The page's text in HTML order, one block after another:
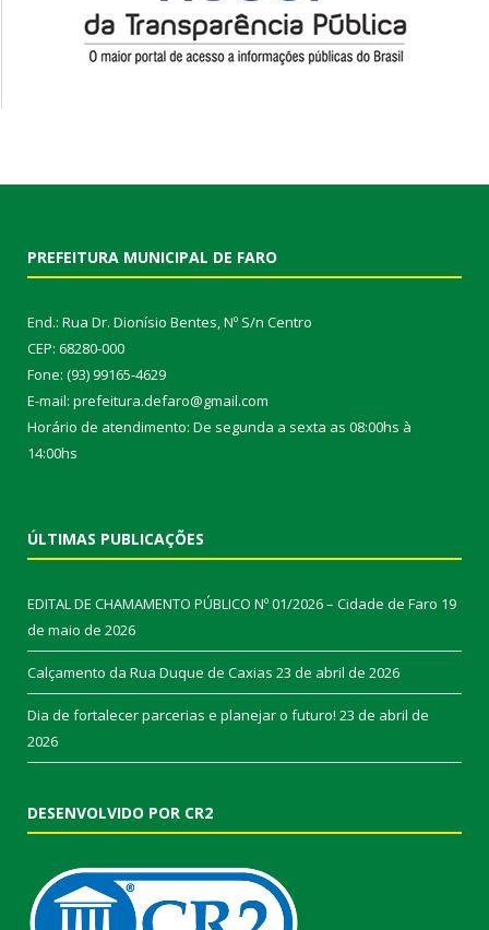
PREFEITURA MUNICIPAL DE FARO
End.: Rua Dr. Dionísio Bentes, Nº S/n Centro
CEP: 68280-000
Fone: (93) 99165-4629
E-mail: prefeitura.defaro@gmail.com
Horário de atendimento: De segunda a sexta as 08:00hs à
14:00hs
ÚLTIMAS PUBLICAÇÕES
EDITAL DE CHAMAMENTO PÚBLICO Nº 01/2026 – Cidade de Faro 19
de maio de 2026
Calçamento da Rua Duque de Caxias 23 de abril de 2026
Dia de fortalecer parcerias e planejar o futuro! 23 de abril de
2026
DESENVOLVIDO POR CR2